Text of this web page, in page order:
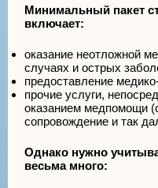
Минимальный пакет
включает:
оказание неотложной
случаях и острых
предоставление
прочие услуги,
оказанием медпомощи
сопровождение и так
Однако нужно
весьма много: